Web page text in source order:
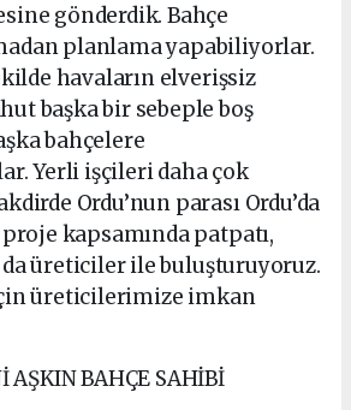
gönderdik. Bahçe
planlama yapabiliyorlar.
havaların elverişsiz
başka bir sebeple boş
bahçelere
Yerli işçileri daha çok
Ordu’nun parası Ordu’da
kapsamında patpatı,
üreticiler ile buluşturuyoruz.
üreticilerimize imkan
AŞKIN BAHÇE SAHİBİ